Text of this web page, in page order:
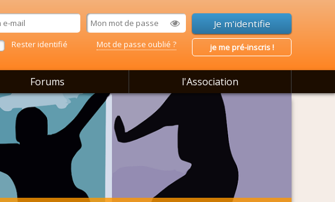
Rester identifié Mot de passe oublié ? je me pré-inscris !
Forums l'Association